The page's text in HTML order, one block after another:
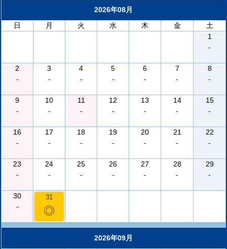
2026年08月
日
月 火 水 木 金
土
1
-
2
-
3
-
4
-
5
-
6
-
7
-
8
-
9
-
10
-
11
-
12
-
13
-
14
-
15
-
16
-
17
-
18
-
19
-
20
-
21
-
22
-
23
-
24
-
25
-
26
-
27
-
28
-
29
-
30
-
31
◎
2026年09月